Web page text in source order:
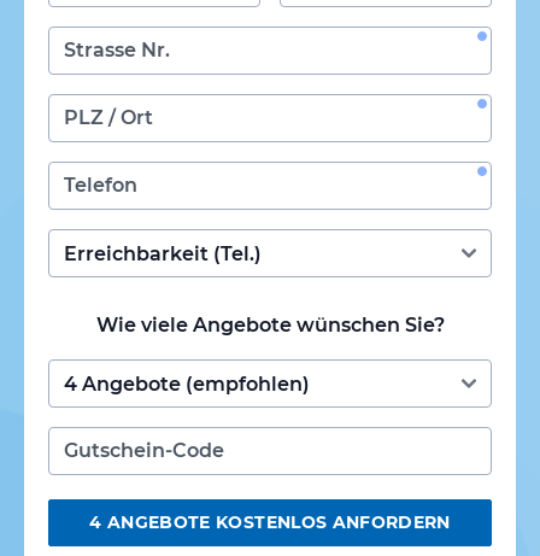
Wie viele Angebote wünschen Sie?
4 ANGEBOTE KOSTENLOS ANFORDERN